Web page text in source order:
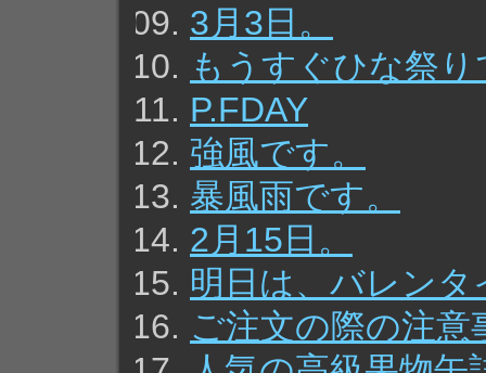
3月3日。
もうすぐひな祭り
P.FDAY
強風です。
暴風雨です。
2月15日。
明日は、バレンタ
ご注文の際の注意